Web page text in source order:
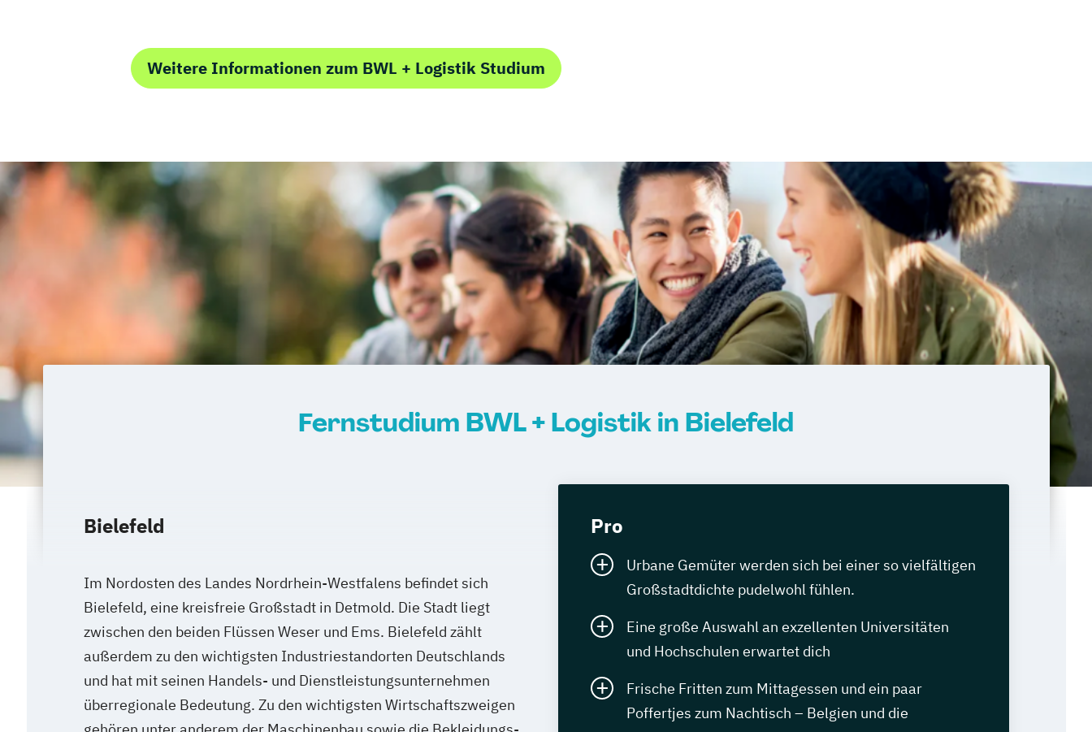
Weitere Informationen zum BWL + Logistik Studium
Fernstudium BWL + Logistik in Bielefeld
Bielefeld
Im Nordosten des Landes Nordrhein-Westfalens befindet sich
Bielefeld, eine kreisfreie Großstadt in Detmold. Die Stadt liegt
zwischen den beiden Flüssen Weser und Ems. Bielefeld zählt
außerdem zu den wichtigsten Industriestandorten Deutschlands
und hat mit seinen Handels- und Dienstleistungsunternehmen
überregionale Bedeutung. Zu den wichtigsten Wirtschaftszweigen
Pro
Urbane Gemüter werden sich bei einer so vielfältigen
Großstadtdichte pudelwohl fühlen.
Eine große Auswahl an exzellenten Universitäten
und Hochschulen erwartet dich
Frische Fritten zum Mittagessen und ein paar
Poffertjes zum Nachtisch – Belgien und die